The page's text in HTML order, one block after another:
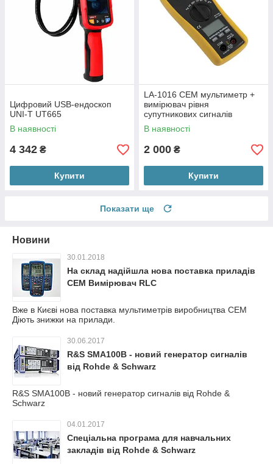
Цифровий USB-ендоскоп
UNI-T UT665
В наявності
4 342 ₴
Купити
LA-1016 CEM мультиметр +
вимірювач рівня
супутникових сигналів
В наявності
2 000 ₴
Купити
Показати ще
Новини
30.01.2018
На склад надійшла нова поставка приладів
CEM Вимірювач RLC
Вже в Києві нова поставка мультиметрів виробництва СЕМ
Діють знижки на прилади.
30.06.2017
R&S SMA100B - новий генератор сигналів
від Rohde & Schwarz
R&S SMA100B - новий генератор сигналів від Rohde &
Schwarz
04.01.2017
Спеціальна програма для навчальних
закладів від Rohde & Schwarz